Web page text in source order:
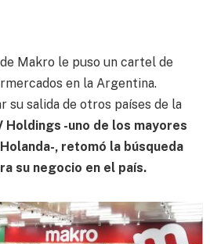
de Makro le puso un cartel de
en la Argentina.
su salida de otros países de la
Holdings -uno de los mayores
, retomó la búsqueda
su negocio en el país.